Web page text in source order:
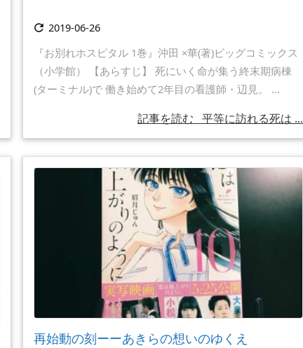
 2019-06-26
『お別れホスピタル 1巻』沖田 ×華(著)ビッグコミックス
（小学館） 【あらすじ】 死にいく命が集う終末期病棟
(ターミナル)で 働き始めて2年目の看護師・辺見。 ...
記事を読む 平等に訪れる死は ...
再始動の刻ーーあきらの想いのゆくえ